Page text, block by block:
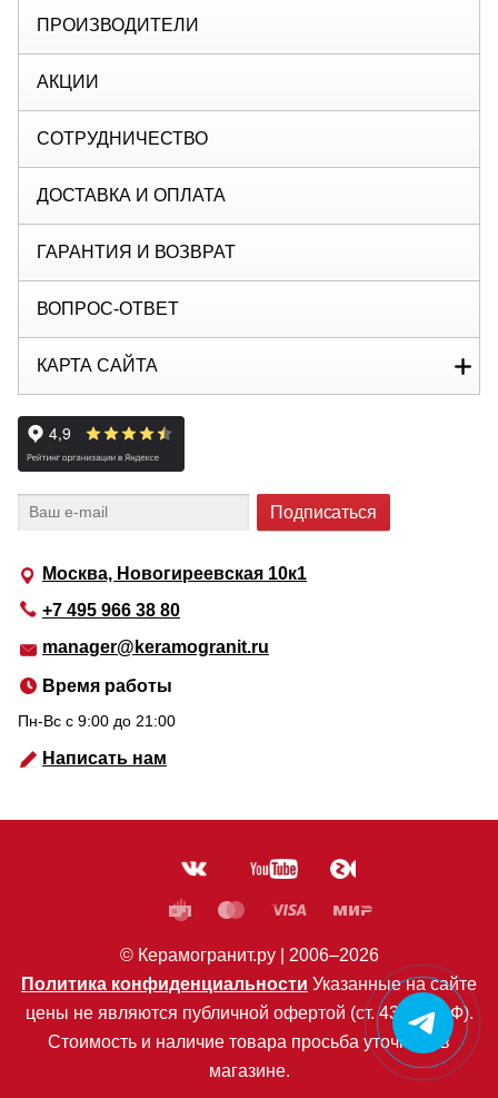
Москва, Новогиреевская 10к1
+7 495 966 38 80
manager@keramogranit.ru
Время работы
Пн-Вс c 9:00 до 21:00
Написать нам
ПРОИЗВОДИТЕЛИ
АКЦИИ
СОТРУДНИЧЕСТВО
ДОСТАВКА И ОПЛАТА
ГАРАНТИЯ И ВОЗВРАТ
ВОПРОС-ОТВЕТ
КАРТА САЙТА
© Керамогранит.ру | 2006–2026
Политика конфиденциальности Указанные на сайте
цены не являются публичной офертой (ст. 435 ГК РФ).
Стоимость и наличие товара просьба уточнять в
магазине.